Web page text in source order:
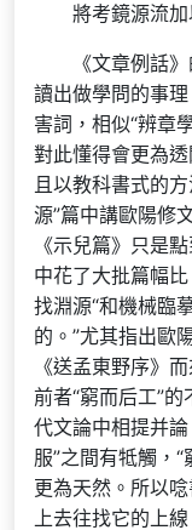
將考鏡源流
《文章例話
讀出做學問的事理
害詞，相似“辨章
對此懂得會更為
且以教科書式的
源”篇中講歐陽修
《示兒篇》只是
中花了大批篇幅比
找淵源“和機械臨
的。”尤其指出歐
《送孟東野序》
前者“窮而后工”
代文論中相提并
服”之間有牴觸，
更為天然。所以
上去往找它的上